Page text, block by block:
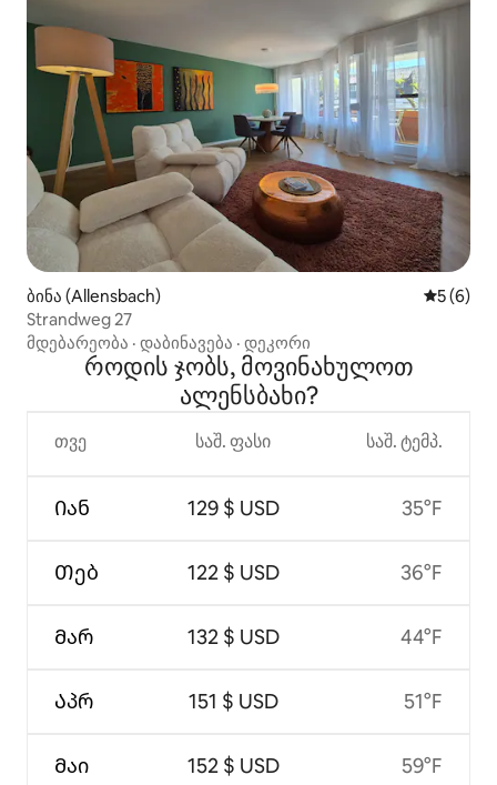
ბინა (Allensbach) საშუალო
5 (6)
Strandweg 27
მდებარეობა · დაბინავება · დეკორი
როდის ჯობს, მოვინახულოთ
ალენსბახი?
თვე
Იან
Თებ
Მარ
Აპრ
Მაი
საშ. ფასი
129 $ USD
122 $ USD
132 $ USD
151 $ USD
152 $ USD
საშ. ტემპ.
35°F
36°F
44°F
51°F
59°F